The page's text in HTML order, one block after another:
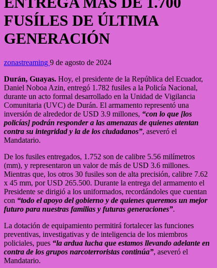
FUSÍLES DE ÚLTIMA
GENERACIÓN
zonastreaming 9 de agosto de 2024
Durán, Guayas. Hoy, el presidente de la República del Ecuador,
Daniel Noboa Azin, entregó 1.782 fusiles a la Policía Nacional,
durante un acto formal desarrollado en la Unidad de Vigilancia
Comunitaria (UVC) de Durán. El armamento representó una
inversión de alrededor de USD 3.9 millones, “con lo que [los
policías] podrán responder a las amenazas de quienes atentan
contra su integridad y la de los ciudadanos”, aseveró el
Mandatario.
De los fusiles entregados, 1.752 son de calibre 5.56 milímetros
(mm), y representaron un valor de más de USD 3.6 millones.
Mientras que, los otros 30 fusiles son de alta precisión, calibre 7.62
x 45 mm, por USD 265.500. Durante la entrega del armamento el
Presidente se dirigió a los uniformados, recordándoles que cuentan
con “todo el apoyo del gobierno y de quienes queremos un mejor
futuro para nuestras familias y futuras generaciones”.
La dotación de equipamiento permitirá fortalecer las funciones
preventivas, investigativas y de inteligencia de los miembros
policiales, pues “la ardua lucha que estamos llevando adelante en
contra de los grupos narcoterroristas continúa”, aseveró el
Mandatario.